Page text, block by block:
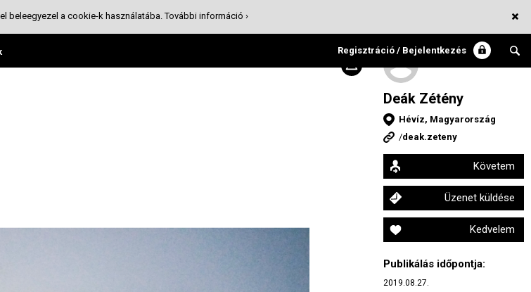
Regisztráció / Bejelentkezés
Deák Zétény
Hévíz, Magyarország
/deak.zeteny
Követem
Üzenet küldése
Kedvelem
Publikálás időpontja:
2019.08.27.
beleegyezel a cookie-k használatába.További információ ›